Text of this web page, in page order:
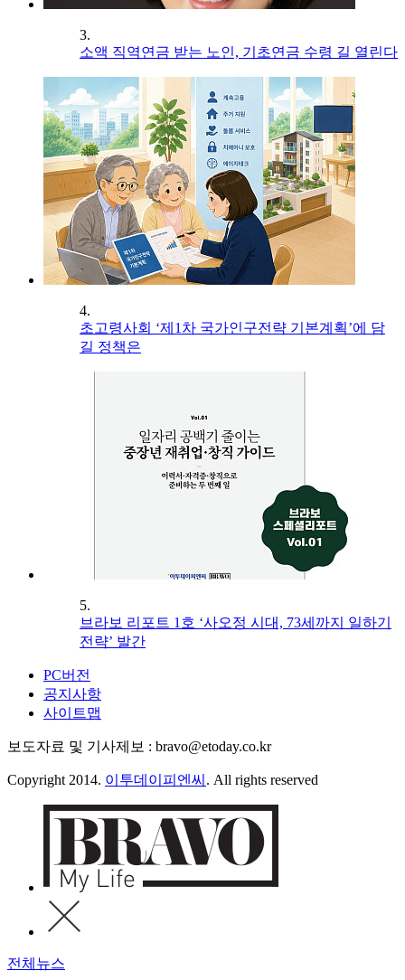
3.
소액 직역연금 받는 노인, 기초연금 수령 길 열린다
4.
초고령사회 ‘제1차 국가인구전략 기본계획’에 담
길 정책은
5.
브라보 리포트 1호 ‘사오정 시대, 73세까지 일하기
전략’ 발간
PC버전
공지사항
사이트맵
보도자료 및 기사제보 : bravo@etoday.co.kr
Copyright 2014. 이투데이피엔씨 . All rights reserved
전체뉴스